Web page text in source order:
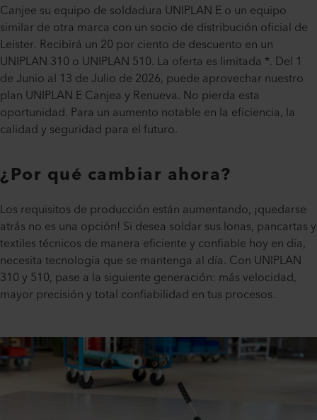
Canjee su equipo de soldadura UNIPLAN E o un equipo
similar de otra marca con un socio de distribución oficial de
Leister. Recibirá un 20 por ciento de descuento en un
UNIPLAN 310 o UNIPLAN 510. La oferta es limitada *. Del 1
de Junio al 13 de Julio de 2026, puede aprovechar nuestro
plan UNIPLAN E Canjea y Renueva. No pierda esta
oportunidad. Para un aumento notable en la eficiencia, la
calidad y seguridad para el futuro.
¿Por qué cambiar ahora?
Los requisitos de producción están aumentando, ¡quedarse
atrás no es una opción! Si desea soldar sus lonas, pancartas y
textiles técnicos de manera eficiente y confiable hoy en día,
necesita tecnología que se mantenga al día. Con UNIPLAN
310 y 510, pase a la siguiente generación: más velocidad,
mayor precisión y total confiabilidad en tus procesos.